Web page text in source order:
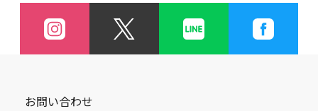
お問い合わせ